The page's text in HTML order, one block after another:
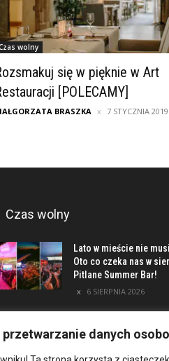
przetwarzanie danych
wolny
się w pięknie w Art
[POLECAMY]
BRASZKA 7 STYCZNIA 2019
Czas wolny
Lato w mieście nie
Oto co czeka nas w
Pitlane Summer Bar!
6 SIERPNIA 2026
Mieszkania i Lofty
w Marinie Kleczków